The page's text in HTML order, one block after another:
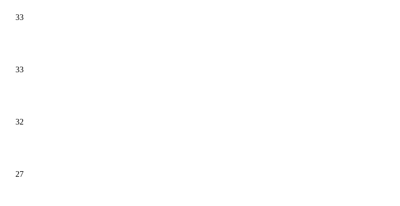
33
33
32
27